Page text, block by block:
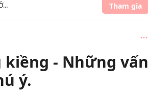
Tham gia
kiềng - Những vấn
ý.